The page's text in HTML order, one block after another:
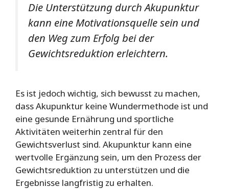
Die Unterstützung durch Akupunktur
kann eine Motivationsquelle sein und
den Weg zum Erfolg bei der
Gewichtsreduktion erleichtern.
Es ist jedoch wichtig, sich bewusst zu machen,
dass Akupunktur keine Wundermethode ist und
eine gesunde Ernährung und sportliche
Aktivitäten weiterhin zentral für den
Gewichtsverlust sind. Akupunktur kann eine
wertvolle Ergänzung sein, um den Prozess der
Gewichtsreduktion zu unterstützen und die
Ergebnisse langfristig zu erhalten.